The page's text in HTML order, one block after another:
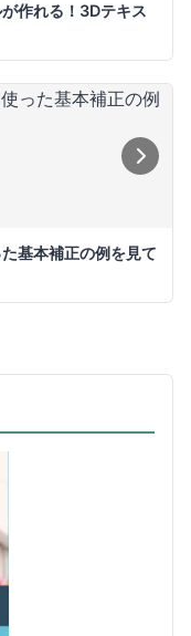
作れる！3Dテキス
基本補正の例を見て